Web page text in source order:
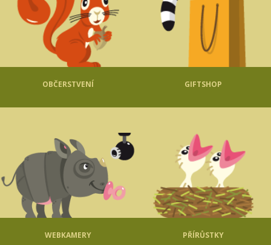
OBČERSTVENÍ GIFTSHOP
WEBKAMERY PŘÍRŮSTKY